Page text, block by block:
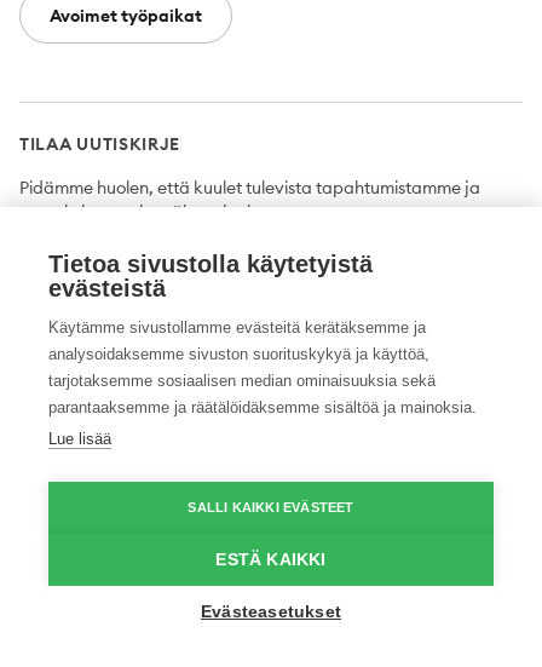
Avoimet työpaikat
TILAA UUTISKIRJE
Pidämme huolen, että kuulet tulevista tapahtumistamme ja
uutuuksista ensimmäisten joukossa.
Tilaa
Twitter FacebookYouTubeInstagramLinkedIn
© 2026 ProAgria. Kaikki oikeudet pidätetään.
Tietoa sivustolla käytetyistä
evästeistä
Käytämme sivustollamme evästeitä kerätäksemme ja
analysoidaksemme sivuston suorituskykyä ja käyttöä,
tarjotaksemme sosiaalisen median ominaisuuksia sekä
parantaaksemme ja räätälöidäksemme sisältöä ja mainoksia.
Lue lisää
SALLI KAIKKI EVÄSTEET
ESTÄ KAIKKI
Evästeasetukset